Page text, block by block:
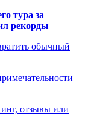
тура за
рекорды
обычный
отзывы или